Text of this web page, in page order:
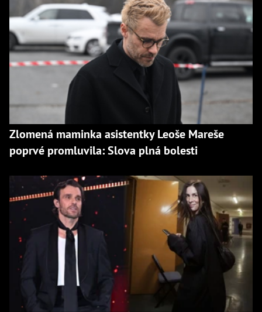
Zlomená maminka asistentky Leoše Mareše
poprvé promluvila: Slova plná bolesti